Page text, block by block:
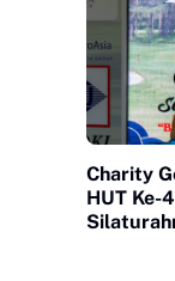
Charity
HUT Ke-